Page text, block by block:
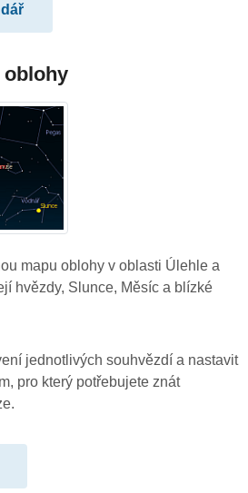
oblohy
mapu oblohy v oblasti Úlehle a
hvězdy, Slunce, Měsíc a blízké
jednotlivých souhvězdí a nastavit
pro který potřebujete znát